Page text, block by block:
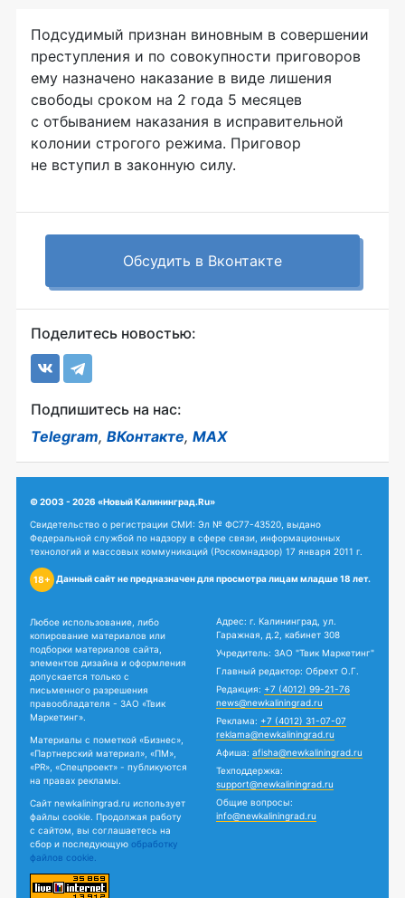
Подсудимый признан виновным в совершении
преступления и по совокупности приговоров
ему назначено наказание в виде лишения
свободы сроком на 2 года 5 месяцев
с отбыванием наказания в исправительной
колонии строгого режима. Приговор
не вступил в законную силу.
Обсудить в Вконтакте
Поделитесь новостью:
Подпишитесь на нас:
Telegram, ВКонтакте, MAX
© 2003 - 2026 «Новый Калининград.Ru»
Свидетельство о регистрации СМИ: Эл № ФС77-43520, выдано
Федеральной службой по надзору в сфере связи, информационных
технологий и массовых коммуникаций (Роскомнадзор) 17 января 2011 г.
18+ Данный сайт не предназначен для просмотра лицам младше 18 лет.
Любое использование, либо
копирование материалов или
подборки материалов сайта,
элементов дизайна и оформления
допускается только с
письменного разрешения
правообладателя - ЗАО «Твик
Маркетинг».
Материалы с пометкой «Бизнес»,
«Партнерский материал», «ПМ»,
«PR», «Спецпроект» - публикуются
на правах рекламы.
Сайт newkaliningrad.ru использует
файлы cookie. Продолжая работу
с сайтом, вы соглашаетесь на
сбор и последующую обработку
файлов cookie.
Адрес: г. Калининград, ул.
Гаражная, д.2, кабинет 308
Учредитель: ЗАО "Твик Маркетинг"
Главный редактор: Обрехт О.Г.
Редакция: +7 (4012) 99-21-76
news@newkaliningrad.ru
Реклама: +7 (4012) 31-07-07
reklama@newkaliningrad.ru
Афиша: afisha@newkaliningrad.ru
Техподдержка:
support@newkaliningrad.ru
Общие вопросы:
info@newkaliningrad.ru